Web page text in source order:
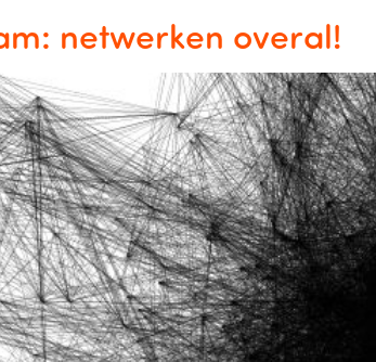
netwerken overal!